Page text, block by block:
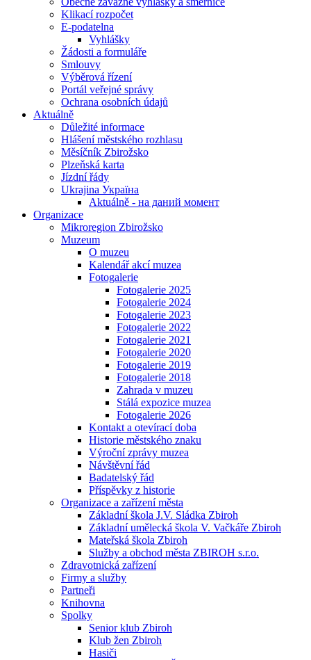
Klikací rozpočet
E-podatelna
Vyhlášky
Žádosti a formuláře
Smlouvy
Výběrová řízení
Portál veřejné správy
Ochrana osobních údajů
Aktuálně
Důležité informace
Hlášení městského rozhlasu
Měsíčník Zbirožsko
Plzeňská karta
Jízdní řády
Ukrajina Україна
Aktuálně - на даний момент
Organizace
Mikroregion Zbirožsko
Muzeum
O muzeu
Kalendář akcí muzea
Fotogalerie
Fotogalerie 2025
Fotogalerie 2024
Fotogalerie 2023
Fotogalerie 2022
Fotogalerie 2021
Fotogalerie 2020
Fotogalerie 2019
Fotogalerie 2018
Zahrada v muzeu
Stálá expozice muzea
Fotogalerie 2026
Kontakt a otevírací doba
Historie městského znaku
Výroční zprávy muzea
Návštěvní řád
Badatelský řád
Příspěvky z historie
Organizace a zařízení města
Základní škola J.V. Sládka Zbiroh
Základní umělecká škola V. Vačkáře Zbiroh
Mateřská škola Zbiroh
Služby a obchod města ZBIROH s.r.o.
Zdravotnická zařízení
Firmy a služby
Partneři
Knihovna
Spolky
Senior klub Zbiroh
Klub žen Zbiroh
Hasiči